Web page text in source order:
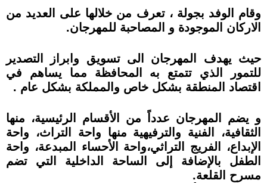
وقام الوفد بجولة ، تعرف من خلالها على العديد من
الاركان الموجودة و المصاحبة للمهرجان.
حيث يهدف المهرجان الى تسويق وابراز التصدير
للتمور الذي تتمتع به المحافظة مما يساهم في
اقتصاد المنطقة بشكل خاص والمملكة بشكل عام .
و يضم المهرجان عدداً من الأقسام الرئيسية، منها
الثقافية، الفنية والترفيهية منها واحة التراث، واحة
الإبداع، الفريج التراثي،واحة الأحساء المبدعة، واحة
الطفل بالإضافة إلى الساحة الداخلية التي تضم
مسرح القلعة.